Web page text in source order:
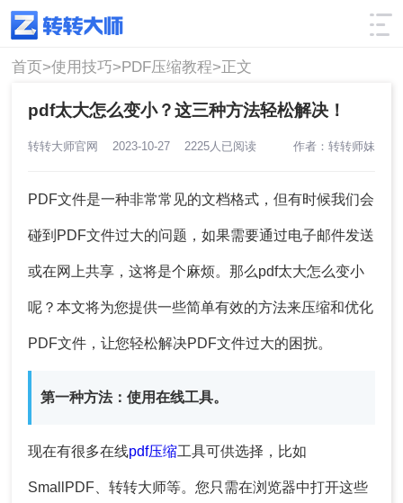
使用技巧 筛选
首页>使用技巧>PDF压缩教程>正文
pdf太大怎么变小？这三种方法轻松解决！
转转大师官网 2023-10-27 2225人已阅读 作者：转转师妹
PDF文件是一种非常常见的文档格式，但有时候我们会
碰到PDF文件过大的问题，如果需要通过电子邮件发送
或在网上共享，这将是个麻烦。那么pdf太大怎么变小
呢？本文将为您提供一些简单有效的方法来压缩和优化
PDF文件，让您轻松解决PDF文件过大的困扰。
第一种方法：使用在线工具。
现在有很多在线pdf压缩工具可供选择，比如
SmallPDF、转转大师等。您只需在浏览器中打开这些